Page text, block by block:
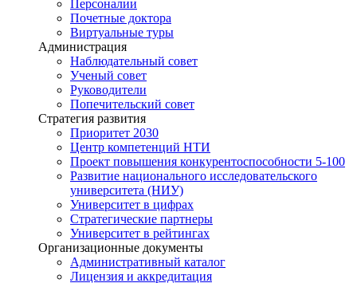
Персоналии
Почетные доктора
Виртуальные туры
Администрация
Наблюдательный совет
Ученый совет
Руководители
Попечительский совет
Стратегия развития
Приоритет 2030
Центр компетенций НТИ
Проект повышения конкурентоспособности 5-100
Развитие национального исследовательского
университета (НИУ)
Университет в цифрах
Стратегические партнеры
Университет в рейтингах
Организационные документы
Административный каталог
Лицензия и аккредитация